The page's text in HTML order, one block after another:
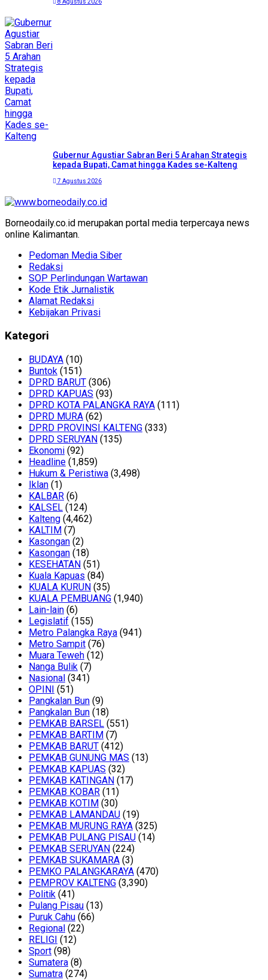
8 Agustus 2026
Gubernur Agustiar Sabran Beri 5 Arahan Strategis
kepada Bupati, Camat hingga Kades se-Kalteng
7 Agustus 2026
Borneodaily.co.id merupakan portal media terpercaya news
online Kalimantan.
Pedoman Media Siber
Redaksi
SOP Perlindungan Wartawan
Kode Etik Jurnalistik
Alamat Redaksi
Kebijakan Privasi
Kategori
BUDAYA (10)
Buntok (151)
DPRD BARUT (306)
DPRD KAPUAS (93)
DPRD KOTA PALANGKA RAYA (111)
DPRD MURA (62)
DPRD PROVINSI KALTENG (333)
DPRD SERUYAN (135)
Ekonomi (92)
Headline (1,859)
Hukum & Peristiwa (3,498)
Iklan (1)
KALBAR (6)
KALSEL (124)
Kalteng (4,462)
KALTIM (7)
Kasongan (2)
Kasongan (18)
KESEHATAN (51)
Kuala Kapuas (84)
KUALA KURUN (35)
KUALA PEMBUANG (1,940)
Lain-lain (6)
Legislatif (155)
Metro Palangka Raya (941)
Metro Sampit (76)
Muara Teweh (12)
Nanga Bulik (7)
Nasional (341)
OPINI (51)
Pangkalan Bun (9)
Pangkalan Bun (18)
PEMKAB BARSEL (551)
PEMKAB BARTIM (7)
PEMKAB BARUT (412)
PEMKAB GUNUNG MAS (13)
PEMKAB KAPUAS (32)
PEMKAB KATINGAN (17)
PEMKAB KOBAR (11)
PEMKAB KOTIM (30)
PEMKAB LAMANDAU (19)
PEMKAB MURUNG RAYA (325)
PEMKAB PULANG PISAU (14)
PEMKAB SERUYAN (224)
PEMKAB SUKAMARA (3)
PEMKO PALANGKARAYA (470)
PEMPROV KALTENG (3,390)
Politik (41)
Pulang Pisau (13)
Puruk Cahu (66)
Regional (22)
RELIGI (12)
Sport (98)
Sumatera (8)
Sumatra (274)